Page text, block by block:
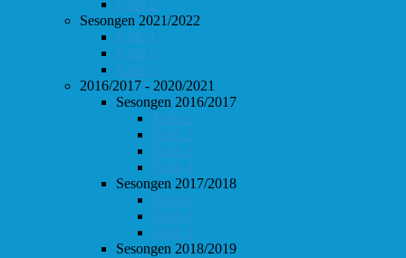
Follo 2
Sesongen 2021/2022
Follo 1
Follo 2
Follo 3
2016/2017 - 2020/2021
Sesongen 2016/2017
Follo 1
Follo 2
Follo 3
Follo 4
Sesongen 2017/2018
Follo 1
Follo 2
Follo 3
Sesongen 2018/2019